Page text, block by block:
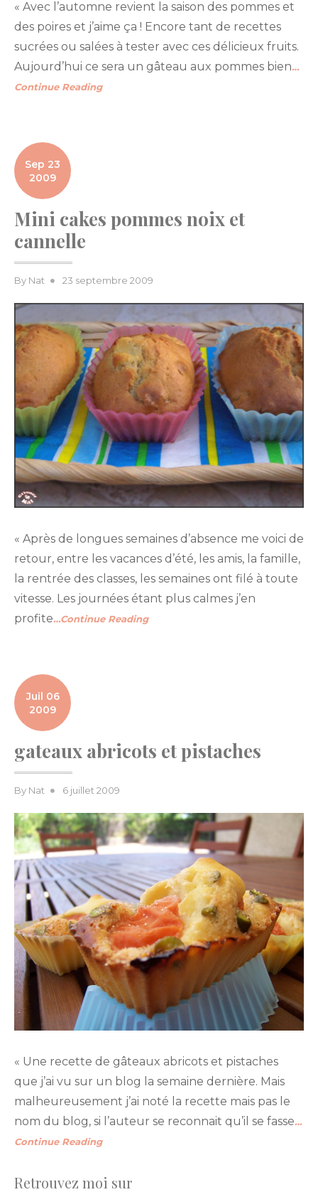
« Avec l’automne revient la saison des pommes et
des poires et j’aime ça ! Encore tant de recettes
sucrées ou salées à tester avec ces délicieux fruits.
Aujourd’hui ce sera un gâteau aux pommes bien…
Continue Reading
Sep 23
2009
Mini cakes pommes noix et
cannelle
By Nat
Posted
23 septembre 2009
« Après de longues semaines d’absence me voici de
retour, entre les vacances d’été, les amis, la famille,
la rentrée des classes, les semaines ont filé à toute
vitesse. Les journées étant plus calmes j’en
profite…Continue Reading
Juil 06
2009
gateaux abricots et pistaches
By Nat
Posted
6 juillet 2009
« Une recette de gâteaux abricots et pistaches
que j’ai vu sur un blog la semaine dernière. Mais
malheureusement j’ai noté la recette mais pas le
nom du blog, si l’auteur se reconnait qu’il se fasse…
Continue Reading
Retrouvez moi sur